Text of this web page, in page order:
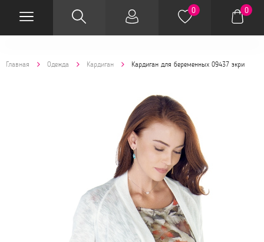
0 0
Главная Одежда Кардиган Кардиган для беременных 09437 экри